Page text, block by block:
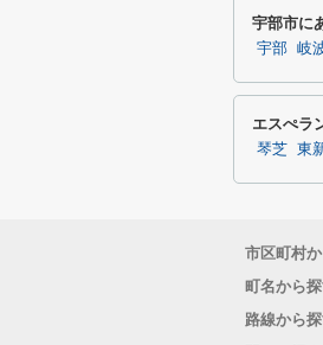
宇部市に
宇部 岐
エスぺラ
琴芝 東
市区町村
町名から
路線から